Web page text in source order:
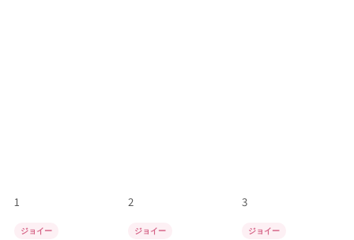
1
ジョイー
2
ジョイー
3
ジョイー